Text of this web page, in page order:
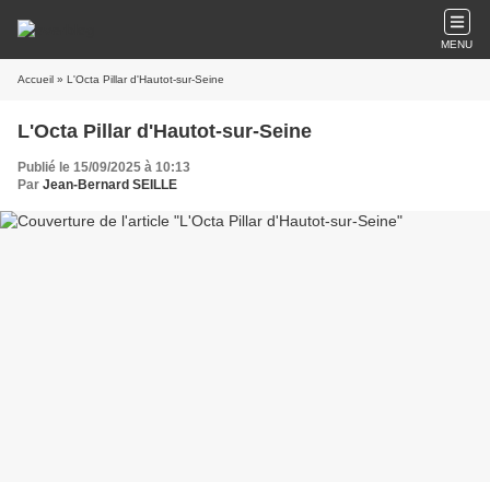
MENU
Accueil » L'Octa Pillar d'Hautot-sur-Seine
L'Octa Pillar d'Hautot-sur-Seine
Publié le 15/09/2025 à 10:13
Par Jean-Bernard SEILLE